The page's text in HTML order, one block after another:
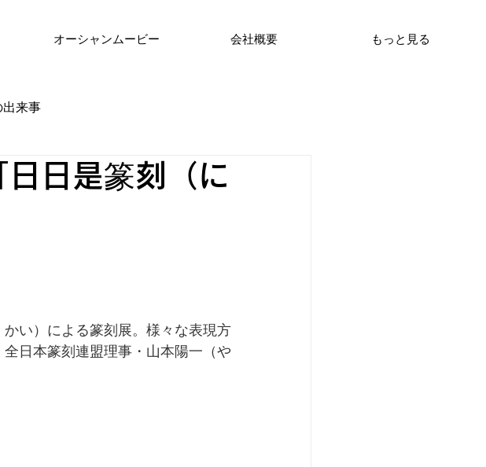
オーシャンムービー 会社概要 もっと見る
出来事
日是篆刻（に
い）による篆刻展。様々な表現方
日本篆刻連盟理事・山本陽一（や